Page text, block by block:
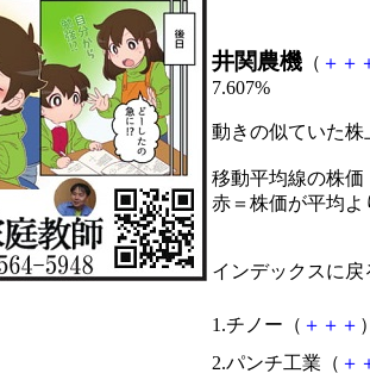
井関農機 （ ＋ ＋
7.607%
動きの似ていた
移動平均線の株価
赤＝株価が平均
インデックスに戻
1.チノー（ ＋ ＋ ＋
2.パンチ工業（ ＋